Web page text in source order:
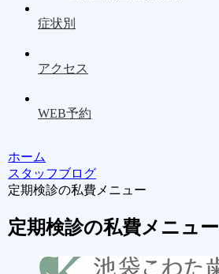
症状別
アクセス
WEB予約
ホーム
スタッフブログ
定期検診の私費メニュー
定期検診の私費メニュー